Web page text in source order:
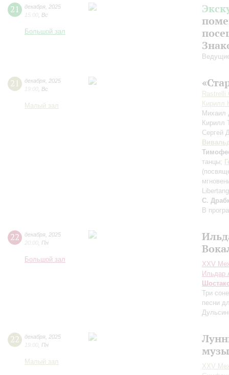
21 декабря 2025
15:00 Вс
Большой зал
21 декабря 2025
19:00 Вс
Малый зал
Rastrelli
Кирилл
Михаил
Кирилл
Сергей
танцы;
С.
В
22 декабря 2025
20:00 Пн
Большой зал
XXV
Ильдар
Три
песни
22 декабря 2025
19:00 Пн
Малый зал
XXV